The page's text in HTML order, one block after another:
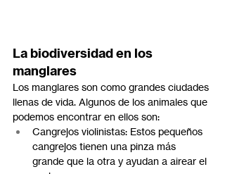
La biodiversidad en los
manglares
Los manglares son como grandes ciudades
llenas de vida. Algunos de los animales que
podemos encontrar en ellos son:
Cangrejos violinistas: Estos pequeños
cangrejos tienen una pinza más
grande que la otra y ayudan a airear el